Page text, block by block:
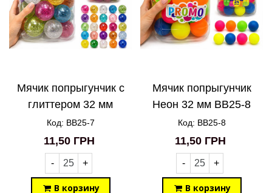
Мячик попрыгунчик с
глиттером 32 мм
BB25-7
Код: BB25-7
11,50 ГРН
- +
В корзину
Мячик попрыгунчик
Неон 32 мм BB25-8
Код: BB25-8
11,50 ГРН
- +
В корзину